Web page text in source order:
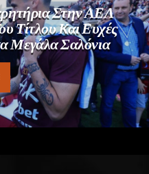
Στην ΑΕΛ
Τίτλου Και Ευχές
Μεγάλα Σαλόνια